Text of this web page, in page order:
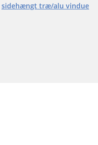
sidehængt træ/alu vindue